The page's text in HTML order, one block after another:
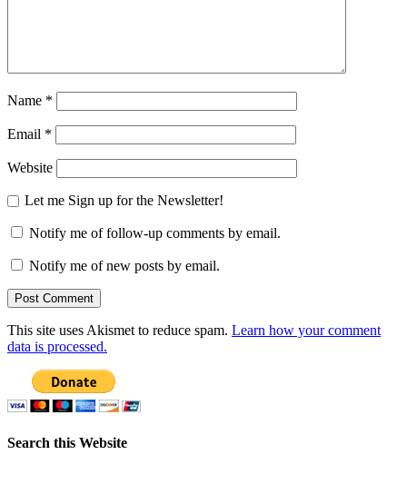
Name *
Email *
Website
Let me Sign up for the Newsletter!
Notify me of follow-up comments by email.
Notify me of new posts by email.
This site uses Akismet to reduce spam. Learn how your comment
data is processed.
Search this Website